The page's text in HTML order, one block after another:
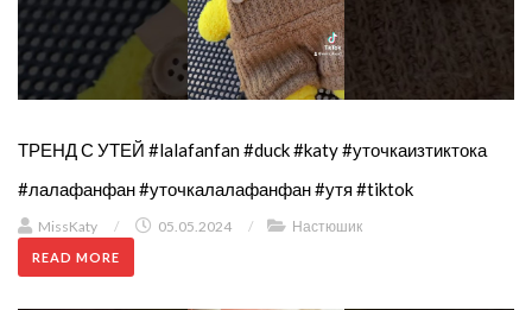
ТРЕНД С УТЕЙ #lalafanfan #duck #katy #уточкаизтиктока
#лалафанфан #уточкалалафанфан #утя #tiktok
MissKaty / 05.05.2024 / Настюшик
READ MORE